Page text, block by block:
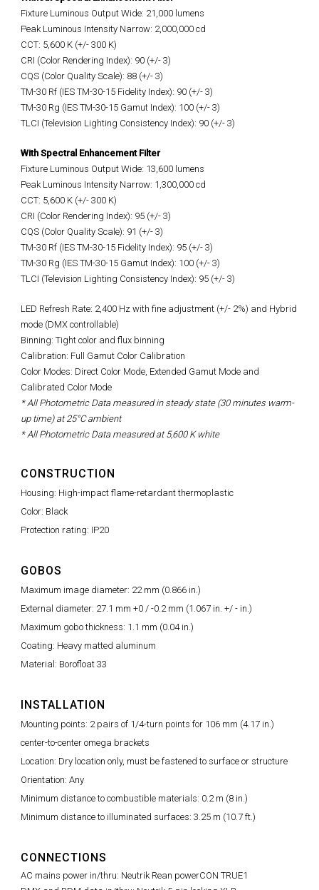
Fixture Luminous Output Wide: 21,000 lumens
Peak Luminous Intensity Narrow: 2,000,000 cd
CCT: 5,600 K (+/- 300 K)
CRI (Color Rendering Index): 90 (+/- 3)
CQS (Color Quality Scale): 88 (+/- 3)
TM-30 Rf (IES TM-30-15 Fidelity Index): 90 (+/- 3)
TM-30 Rg (IES TM-30-15 Gamut Index): 100 (+/- 3)
TLCI (Television Lighting Consistency Index): 90 (+/- 3)
With Spectral Enhancement Filter
Fixture Luminous Output Wide: 13,600 lumens
Peak Luminous Intensity Narrow: 1,300,000 cd
CCT: 5,600 K (+/- 300 K)
CRI (Color Rendering Index): 95 (+/- 3)
CQS (Color Quality Scale): 91 (+/- 3)
TM-30 Rf (IES TM-30-15 Fidelity Index): 95 (+/- 3)
TM-30 Rg (IES TM-30-15 Gamut Index): 100 (+/- 3)
TLCI (Television Lighting Consistency Index): 95 (+/- 3)
LED Refresh Rate: 2,400 Hz with fine adjustment (+/- 2%) and Hybrid
mode (DMX controllable)
Binning: Tight color and flux binning
Calibration: Full Gamut Color Calibration
Color Modes: Direct Color Mode, Extended Gamut Mode and
Calibrated Color Mode
* All Photometric Data measured in steady state (30 minutes warm-
up time) at 25°C ambient
* All Photometric Data measured at 5,600 K white
CONSTRUCTION
Housing: High-impact flame-retardant thermoplastic
Color: Black
Protection rating: IP20
GOBOS
Maximum image diameter: 22 mm (0.866 in.)
External diameter: 27.1 mm +0 / -0.2 mm (1.067 in. +/ - in.)
Maximum gobo thickness: 1.1 mm (0.04 in.)
Coating: Heavy matted aluminum
Material: Borofloat 33
INSTALLATION
Mounting points: 2 pairs of 1/4-turn points for 106 mm (4.17 in.)
center-to-center omega brackets
Location: Dry location only, must be fastened to surface or structure
Orientation: Any
Minimum distance to combustible materials: 0.2 m (8 in.)
Minimum distance to illuminated surfaces: 3.25 m (10.7 ft.)
CONNECTIONS
AC mains power in/thru: Neutrik Rean powerCON TRUE1